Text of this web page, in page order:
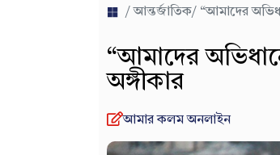
/আন্তর্জাতিক/ “আমাদের
“আমাদের
অঙ্গীকার
আমার কলম অনলাইন